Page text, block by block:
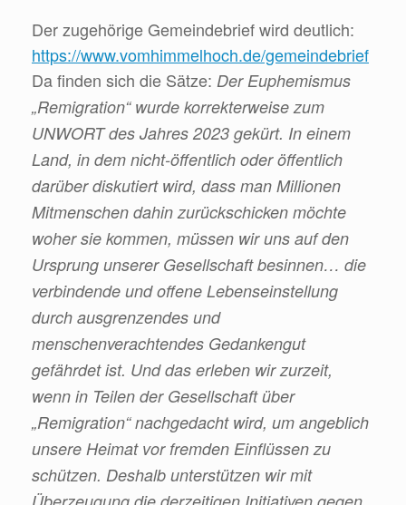
Der zugehörige Gemeindebrief wird deutlich:
https://www.vomhimmelhoch.de/gemeindebrief
Da finden sich die Sätze: Der Euphemismus
„Remigration“ wurde korrekterweise zum
UNWORT des Jahres 2023 gekürt. In einem
Land, in dem nicht-öffentlich oder öffentlich
darüber diskutiert wird, dass man Millionen
Mitmenschen dahin zurückschicken möchte
woher sie kommen, müssen wir uns auf den
Ursprung unserer Gesellschaft besinnen… die
verbindende und offene Lebenseinstellung
durch ausgrenzendes und
menschenverachtendes Gedankengut
gefährdet ist. Und das erleben wir zurzeit,
wenn in Teilen der Gesellschaft über
„Remigration“ nachgedacht wird, um angeblich
unsere Heimat vor fremden Einflüssen zu
schützen. Deshalb unterstützen wir mit